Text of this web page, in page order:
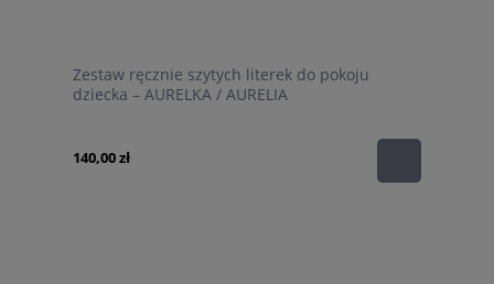
Zestaw ręcznie szytych literek do pokoju
dziecka – AURELKA / AURELIA
140,00 zł